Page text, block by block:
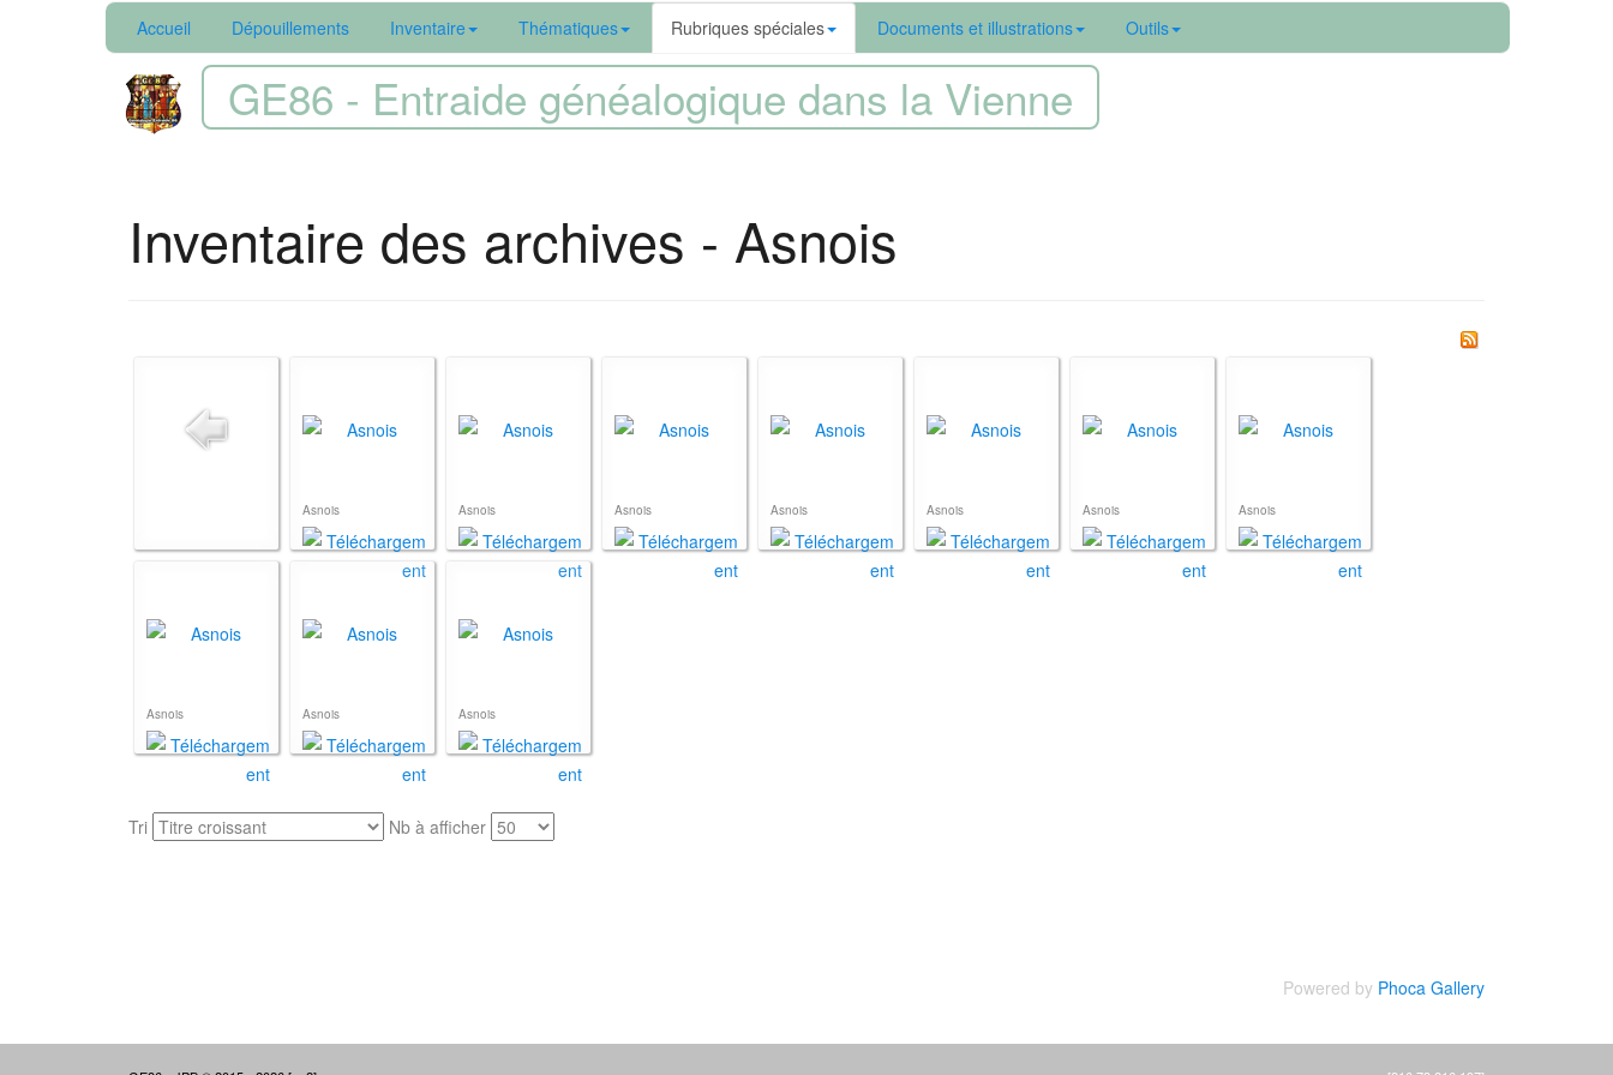
Accueil Dépouillements Inventaire Thématiques Rubriques spéciales Documents et illustrations Outils
GE86 - Entraide généalogique dans la Vienne
Inventaire des archives - Asnois
Asnois Asnois Asnois Asnois Asnois Asnois Asnois
Asnois Asnois Asnois
Tri Nb à afficher
Powered by Phoca Gallery